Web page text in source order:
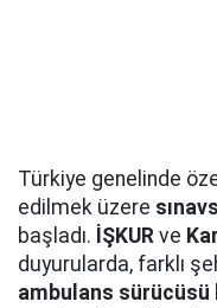
Türkiye genelinde
edilmek üzere
başladı. İŞKUR ve
duyurularda, farklı
ambulans sürücüsü